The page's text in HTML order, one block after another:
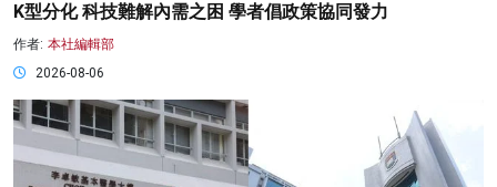
K型分化 科技難解內需之困 學者倡政策協同發力
作者: 本社編輯部
2026-08-06